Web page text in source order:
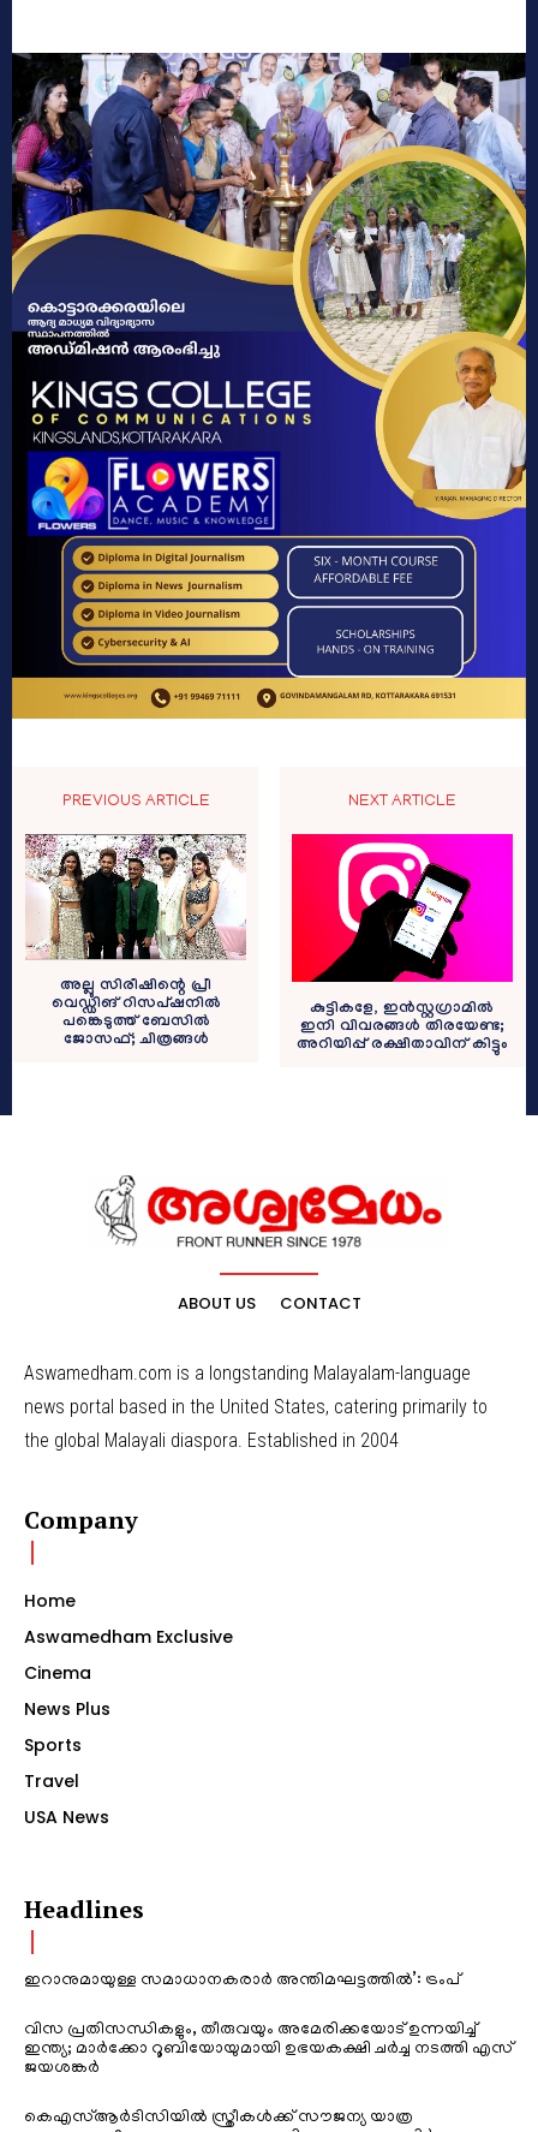
PREVIOUS ARTICLE
അല്ലു സിരീഷിന്റെ പ്രീ
വെഡ്ഡിങ് റിസപ്‌ഷനിൽ
പങ്കെടുത്ത് ബേസിൽ
ജോസഫ്; ചിത്രങ്ങൾ
NEXT ARTICLE
കുട്ടികളേ, ഇൻസ്റ്റഗ്രാമിൽ
ഇനി വിവരങ്ങൾ തിരയേണ്ട;
അറിയിപ്പ് രക്ഷിതാവിന് കിട്ടും
ABOUT US CONTACT
Aswamedham.com is a longstanding Malayalam-language
news portal based in the United States, catering primarily to
the global Malayali diaspora. Established in 2004
Company
Home
Aswamedham Exclusive
Cinema
News Plus
Sports
Travel
USA News
Headlines
ഇറാനുമായുള്ള സമാധാനകരാർ അന്തിമഘട്ടത്തിൽ‌’: ട്രംപ്
വിസ പ്രതിസന്ധികളും, തീരുവയും അമേരിക്കയോട് ഉന്നയിച്ച്
ഇന്ത്യ; മാർക്കോ റൂബിയോയുമായി ഉഭയകക്ഷി ചർച്ച നടത്തി എസ്
ജയശങ്കർ
കെഎസ്ആർടിസിയിൽ സ്ത്രീകൾക്ക് സൗജന്യ യാത്ര